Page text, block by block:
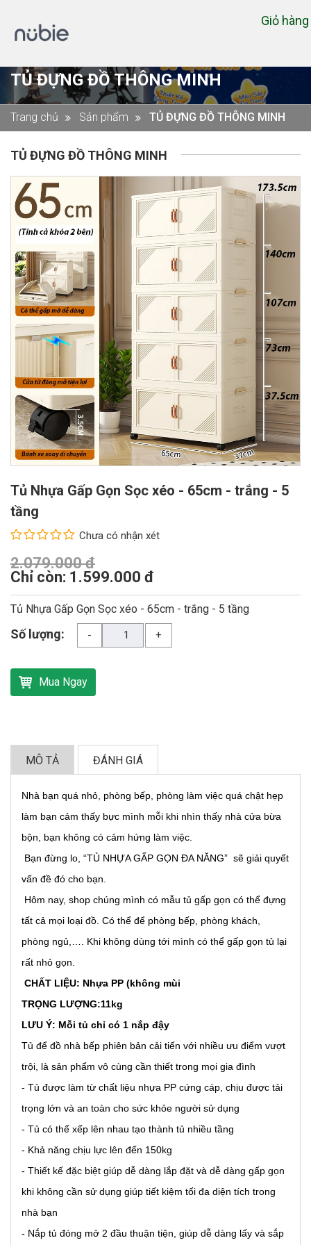
TỦ ĐỰNG ĐỒ THÔNG MINH
Trang chủ Sản phẩm TỦ ĐỰNG ĐỒ THÔNG MINH
TỦ ĐỰNG ĐỒ THÔNG MINH
Tủ Nhựa Gấp Gọn Sọc xéo - 65cm - trắng - 5
tầng
Chưa có nhận xét
2.079.000 đ
Chỉ còn: 1.599.000 đ
Tủ Nhựa Gấp Gọn Sọc xéo - 65cm - trắng - 5 tầng
Số lượng: - +
Mua Ngay
MÔ TẢ ĐÁNH GIÁ
Nhà bạn quá nhỏ, phòng bếp, phòng làm việc quá chật hẹp
làm bạn cảm thấy bực mình mỗi khi nhìn thấy nhà cửa bừa
bộn, bạn không có cảm hứng làm việc.
Bạn đừng lo, “TỦ NHỰA GẤP GỌN ĐA NĂNG” sẽ giải quyết
vấn đề đó cho bạn.
Hôm nay, shop chúng mình có mẫu tủ gấp gọn có thể đựng
tất cả mọi loại đồ. Có thể để phòng bếp, phòng khách,
phòng ngủ,…. Khi không dùng tới mình có thể gấp gọn tủ lại
rất nhỏ gọn.
CHẤT LIỆU: Nhựa PP (không mùi
TRỌNG LƯỢNG:11kg
LƯU Ý: Mỗi tủ chỉ có 1 nắp đậy
Tủ để đồ nhà bếp phiên bản cải tiến với nhiều ưu điểm vượt
trội, là sản phẩm vô cùng cần thiết trong mọi gia đình
- Tủ được làm từ chất liệu nhựa PP cứng cáp, chịu được tải
trọng lớn và an toàn cho sức khỏe người sử dụng
- Tủ có thể xếp lên nhau tạo thành tủ nhiều tầng
- Khả năng chịu lực lên đến 150kg
- Thiết kế đặc biệt giúp dễ dàng lắp đặt và dễ dàng gấp gọn
khi không cần sử dụng giúp tiết kiệm tối đa diện tích trong
nhà bạn
- Nắp tủ đóng mở 2 đầu thuận tiện, giúp dễ dàng lấy và sắp
Giỏ hàng